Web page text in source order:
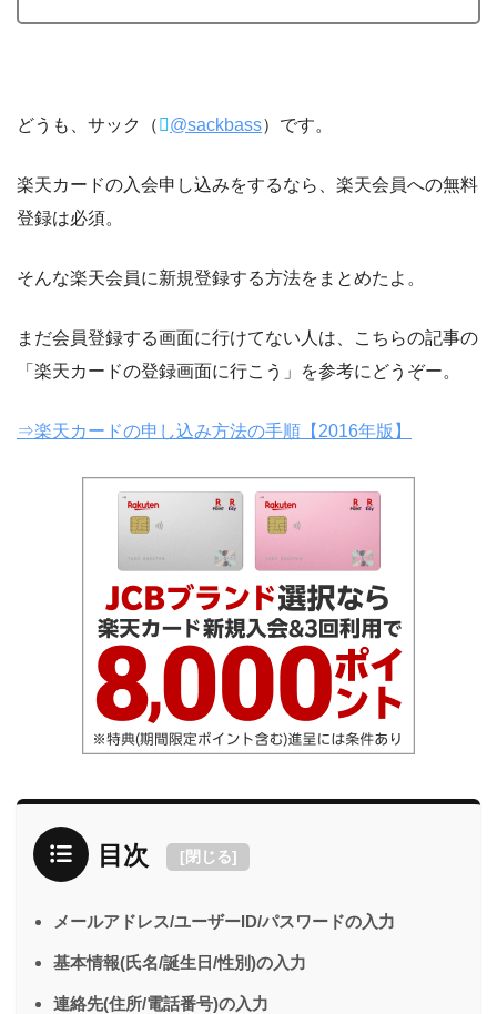
どうも、サック（ @sackbass）です。
楽天カードの入会申し込みをするなら、楽天会員への無料
登録は必須。
そんな楽天会員に新規登録する方法をまとめたよ。
まだ会員登録する画面に行けてない人は、こちらの記事の
「楽天カードの登録画面に行こう」を参考にどうぞー。
⇒楽天カードの申し込み方法の手順【2016年版】
目次 [閉じる]
メールアドレス/ユーザーID/パスワードの入力
基本情報(氏名/誕生日/性別)の入力
連絡先(住所/電話番号)の入力